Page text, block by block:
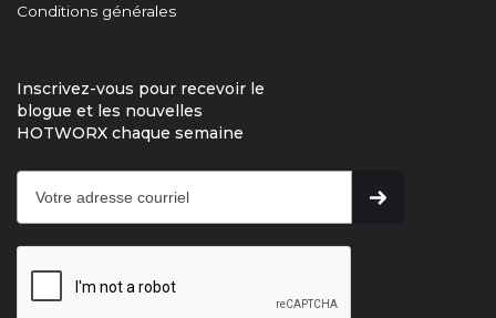
Conditions générales
Inscrivez-vous pour recevoir le
blogue et les nouvelles
HOTWORX chaque semaine